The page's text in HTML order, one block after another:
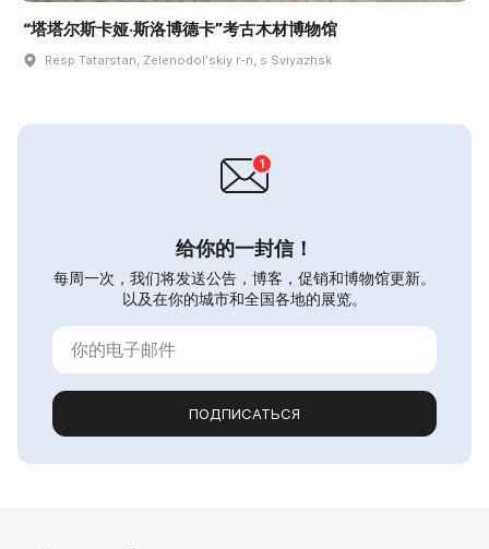
“塔塔尔斯卡娅·斯洛博德卡”考古木材博物馆
Resp Tatarstan, Zelenodolʹskiy r-n, s Sviyazhsk
给你的一封信！
每周一次，我们将发送公告，博客，促销和博物馆更新。
以及在你的城市和全国各地的展览。
ПОДПИСАТЬСЯ